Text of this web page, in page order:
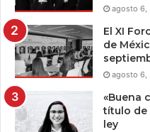
agosto 6,
El XI
de
agosto 6,
«Buena
título de
ley